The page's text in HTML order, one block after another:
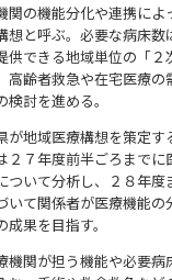
関の機能分化や連携によ
想と呼ぶ。必要な病床数
供できる地域単位の「２
高齢者救急や在宅医療の
討を進める。
が地域医療構想を策定す
２７年度前半ごろまで
ついて分析し、２８年度
いて関係者が医療機能の
果を目指す。
機関が担う機能や必要病